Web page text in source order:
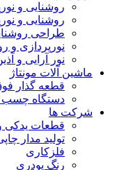
روشنایی و
روشنایی و
طراحی
نورپردازی و
نور آرایی و
ماشین آلات مونتاژ
قطعه گذار
دستگاه چسب
شرکت ها
قطعات
تولید مدار
فلزکاری
رنگ پودری